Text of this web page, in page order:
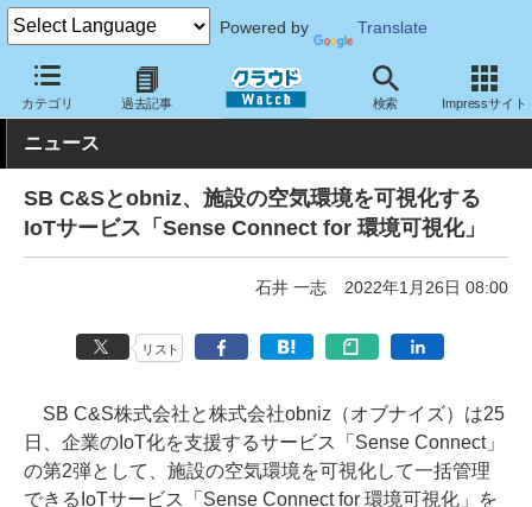
Powered by Translate
カテゴリ 過去記事 検索 Impressサイト
クラウド Watch サービス・ソフト サービス その他
ニュース
SB C&Sとobniz、施設の空気環境を可視化する
IoTサービス「Sense Connect for 環境可視化」
石井 一志 2022年1月26日 08:00
リスト
SB C&S株式会社と株式会社obniz（オブナイズ）は25
日、企業のIoT化を支援するサービス「Sense Connect」
の第2弾として、施設の空気環境を可視化して一括管理
できるIoTサービス「Sense Connect for 環境可視化」を